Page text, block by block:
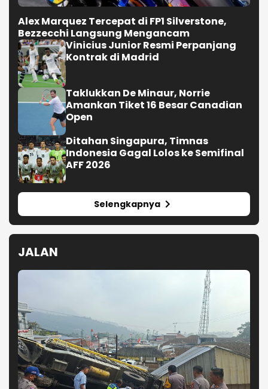
Alex Marquez Tercepat di FP1 Silverstone,
Bezzecchi Langsung Mengancam
Vinicius Junior Resmi Perpanjang
Kontrak di Madrid
Taklukkan De Minaur, Norrie
Amankan Tiket 16 Besar Canadian
Open
Ditahan Singapura, Timnas
Indonesia Gagal Lolos ke Semifinal
AFF 2026
Selengkapnya
JALAN